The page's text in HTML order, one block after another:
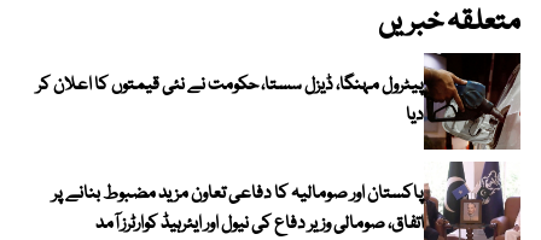
متعلقہ خبریں
پیٹرول مہنگا، ڈیزل سستا، حکومت نے نئی قیمتوں کا اعلان کر
دیا
پاکستان اور صومالیہ کا دفاعی تعاون مزید مضبوط بنانے پر
اتفاق، صومالی وزیر دفاع کی نیول اور ایئرہیڈ کوارٹرز آمد